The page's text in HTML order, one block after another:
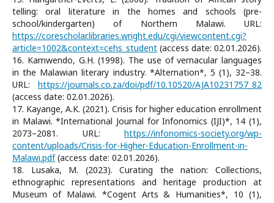
telling: oral literature in the homes and schools (pre-
school/kindergarten) of Northern Malawi. URL:
https://corescholar.libraries.wright.edu/cgi/viewcontent.cgi?
article=1002&context=cehs_student (access date: 02.01.2026).
16. Kamwendo, G.H. (1998). The use of vernacular languages
in the Malawian literary industry. *Alternation*, 5 (1), 32–38.
URL: https://journals.co.za/doi/pdf/10.10520/AJA10231757_82
(access date: 02.01.2026).
17. Kayange, A.K. (2021). Crisis for higher education enrollment
in Malawi. *International Journal for Infonomics (IJI)*, 14 (1),
2073–2081. URL: https://infonomics-society.org/wp-
content/uploads/Crisis-for-Higher-Education-Enrollment-in-
Malawi.pdf(access date: 02.01.2026).
18. Lusaka, M. (2023). Curating the nation: Collections,
ethnographic representations and heritage production at
Museum of Malawi. *Cogent Arts & Humanities*, 10 (1),